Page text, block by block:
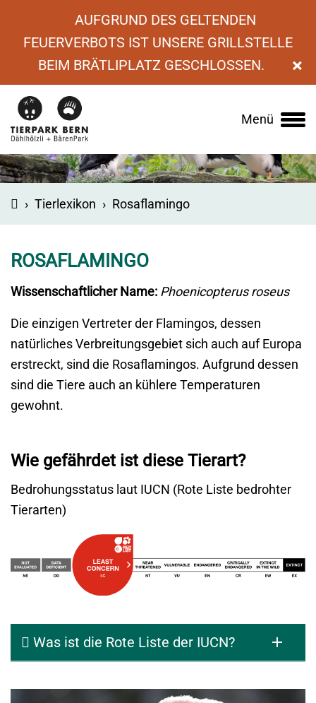
AUFGRUND DES GELTENDEN
FEUERVERBOTS IST UNSERE GRILLSTELLE
BEIM BRÄTLIPLATZ GESCHLOSSEN.
×
Main
Menü
› Tierlexikon › Rosaflamingo
ROSAFLAMINGO
Wissenschaftlicher Name: Phoenicopterus roseus
Die einzigen Vertreter der Flamingos, dessen
natürliches Verbreitungsgebiet sich auch auf Europa
erstreckt, sind die Rosaflamingos. Aufgrund dessen
sind die Tiere auch an kühlere Temperaturen
gewohnt.
Wie gefährdet ist diese Tierart?
Bedrohungsstatus laut IUCN (Rote Liste bedrohter
Tierarten)
Was ist die Rote Liste der IUCN?